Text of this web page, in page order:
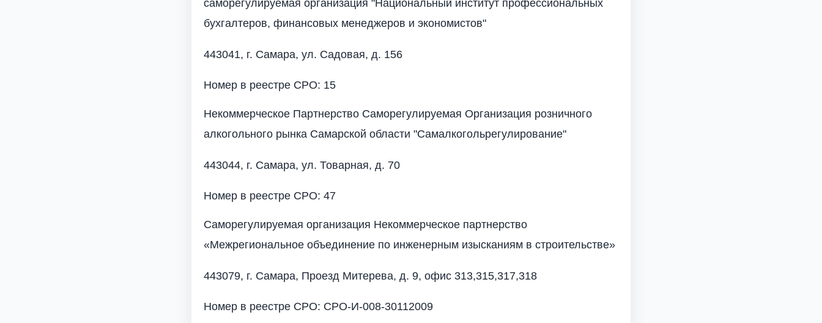
саморегулируемая организация "Национальный институт профессиональных
бухгалтеров, финансовых менеджеров и экономистов"
443041, г. Самара, ул. Садовая, д. 156
Номер в реестре СРО: 15
Некоммерческое Партнерство Саморегулируемая Организация розничного
алкогольного рынка Самарской области "Самалкогольрегулирование"
443044, г. Самара, ул. Товарная, д. 70
Номер в реестре СРО: 47
Саморегулируемая организация Некоммерческое партнерство
«Межрегиональное объединение по инженерным изысканиям в строительстве»
443079, г. Самара, Проезд Митерева, д. 9, офис 313,315,317,318
Номер в реестре СРО: СРО-И-008-30112009